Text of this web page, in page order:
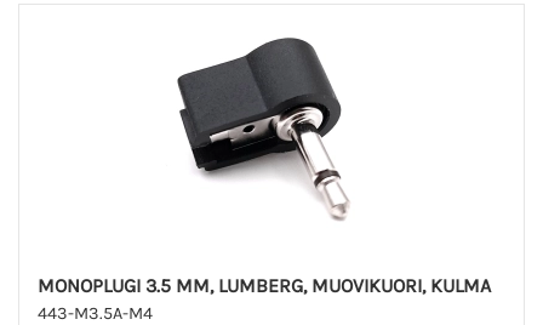
MONOPLUGI 3.5 MM, LUMBERG, MUOVIKUORI, KULMA
443-M3.5A-M4